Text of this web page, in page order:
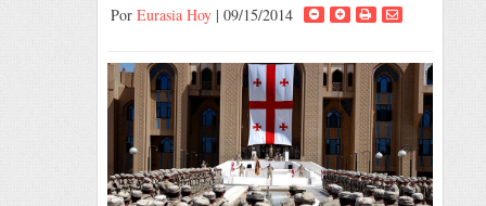
Por Eurasia Hoy| 09/15/2014